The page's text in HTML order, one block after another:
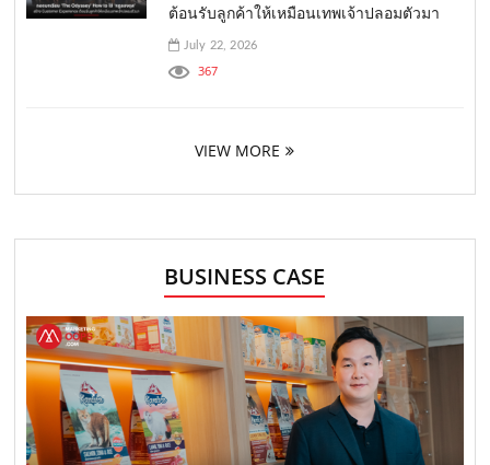
ต้อนรับลูกค้าให้เหมือนเทพเจ้าปลอมตัวมา
July 22, 2026
367
VIEW MORE
BUSINESS CASE